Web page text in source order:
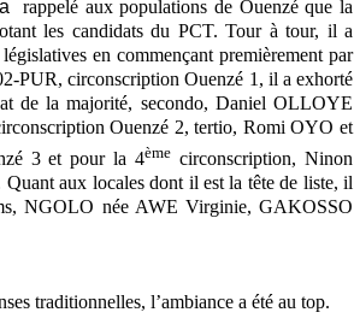
rappelé aux populations de Ouenzé que la
les candidats du PCT. Tour à tour, il a
en commençant premièrement par
PUR, circonscription Ouenzé 1, il a exhorté
de la majorité, secondo, Daniel OLLOYE
Ouenzé 2, tertio, Romi OYO et
3 et pour la 4ème circonscription, Ninon
aux locales dont il est la tête de liste, il
NGOLO née AWE Virginie, GAKOSSO
traditionnelles, l’ambiance a été au top.